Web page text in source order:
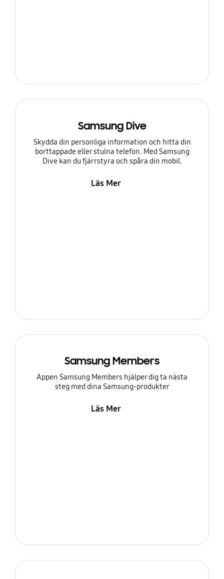
Samsung Dive
Skydda din personliga information och hitta din
borttappade eller stulna telefon. Med Samsung
Dive kan du fjärrstyra och spåra din mobil.
Läs Mer
Samsung Members
Appen Samsung Members hjälper dig ta nästa
steg med dina Samsung-produkter
Läs Mer